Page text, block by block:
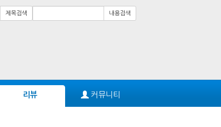
제목검색 내용검색
리뷰 커뮤니티